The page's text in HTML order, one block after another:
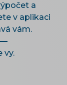
a
v aplikaci
vám.
—
vy.